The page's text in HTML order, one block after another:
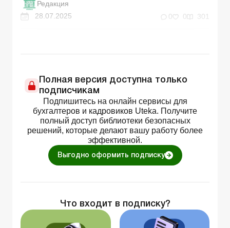
Редакция
28.07.2025
0 0 301
Полная версия доступна только
подписчикам
Подпишитесь на онлайн сервисы для
бухгалтеров и кадровиков Uteka. Получите
полный доступ библиотеки безопасных
решений, которые делают вашу работу более
эффективной.
Выгодно оформить подписку
Что входит в подписку?